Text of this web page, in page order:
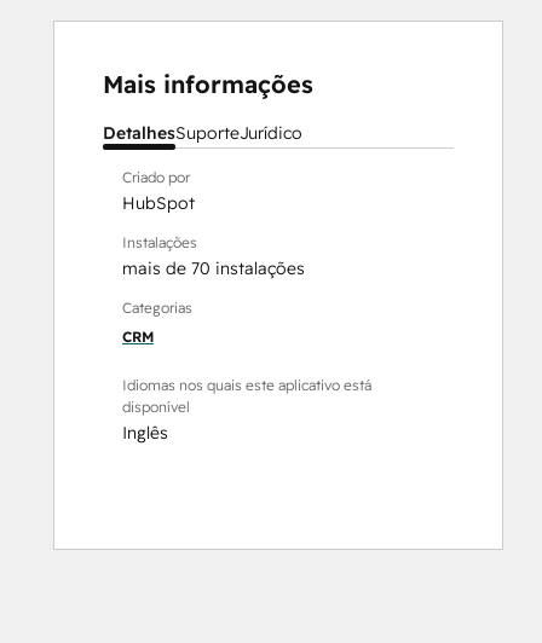
Mais informações
DetalhesSuporteJurídico
Criado por
HubSpot
Instalações
mais de 70 instalações
Categorias
CRM
Idiomas nos quais este aplicativo está
disponível
Inglês